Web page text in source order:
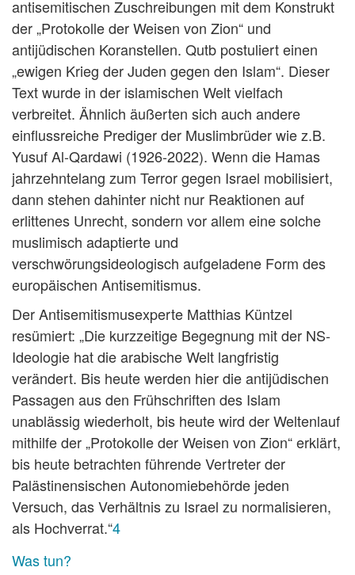
antisemitischen Zuschreibungen mit dem Konstrukt
der „Protokolle der Weisen von Zion“ und
antijüdischen Koranstellen. Qutb postuliert einen
„ewigen Krieg der Juden gegen den Islam“. Dieser
Text wurde in der islamischen Welt vielfach
verbreitet. Ähnlich äußerten sich auch andere
einflussreiche Prediger der Muslimbrüder wie z.B.
Yusuf Al-Qardawi (1926-2022). Wenn die Hamas
jahrzehntelang zum Terror gegen Israel mobilisiert,
dann stehen dahinter nicht nur Reaktionen auf
erlittenes Unrecht, sondern vor allem eine solche
muslimisch adaptierte und
verschwörungsideologisch aufgeladene Form des
europäischen Antisemitismus.
Der Antisemitismusexperte Matthias Küntzel
resümiert: „Die kurzzeitige Begegnung mit der NS-
Ideologie hat die arabische Welt langfristig
verändert. Bis heute werden hier die antijüdischen
Passagen aus den Frühschriften des Islam
unablässig wiederholt, bis heute wird der Weltenlauf
mithilfe der „Protokolle der Weisen von Zion“ erklärt,
bis heute betrachten führende Vertreter der
Palästinensischen Autonomiebehörde jeden
Versuch, das Verhältnis zu Israel zu normalisieren,
als Hochverrat.“4
Was tun?